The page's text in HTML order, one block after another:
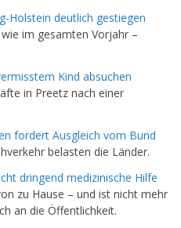
Holstein deutlich gestiegen
im gesamten Vorjahr –
Kind absuchen
in Preetz nach einer
fordert Ausgleich vom Bund
belasten die Länder.
dringend medizinische Hilfe
zu Hause – und ist nicht mehr
an die Öffentlichkeit.